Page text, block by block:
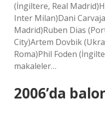
(İngiltere, Real
Inter Milan)Dani
Madrid)Ruben Dias
City)Artem Dovbik
Roma)Phil Foden
makaleler…
2006’da